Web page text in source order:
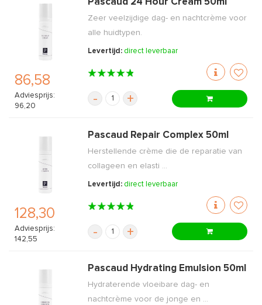
86,58
Adviesprijs:
96,20
Pascaud 24 Hour Cream 50ml
Zeer veelzijdige dag- en nachtcrème voor
alle huidtypen.
Levertijd: direct leverbaar
- +
128,30
Adviesprijs:
142,55
Pascaud Repair Complex 50ml
Herstellende crème die de reparatie van
collageen en elasti ...
Levertijd: direct leverbaar
- +
Pascaud Hydrating Emulsion 50ml
Hydraterende vloeibare dag- en
nachtcrème voor de jonge en ...